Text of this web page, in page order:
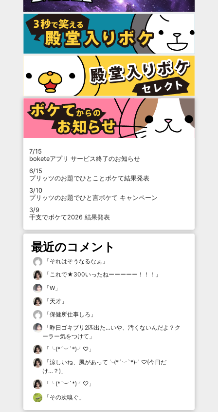
7/15
boketeアプリ サービス終了のお知らせ
6/15
プリッツのお題でひとことボケて結果発表
3/10
プリッツのお題でひと言ボケて キャンペーン
3/9
干支でボケて2026 結果発表
最近のコメント
「それはそうなるなぁ 」
「これで★300いったねーーーーー！！！ 」
「W 」
「天才 」
「保健所仕事しろ 」
「昨日ゴキブリ2匹出た…いや、汚くないんだよ？ク
ーラー気をつけて 」
「 ╰(*´︶`*)╯♡ 」
「涼しいね、風があって╰(*´︶`*)╯♡(今日だ
け…？) 」
「 ╰(*´︶`*)╯♡ 」
「その次嗅ぐ 」